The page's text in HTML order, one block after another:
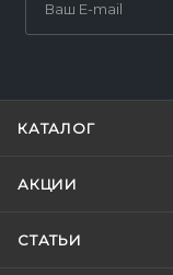
КАТАЛОГ
АКЦИИ
СТАТЬИ